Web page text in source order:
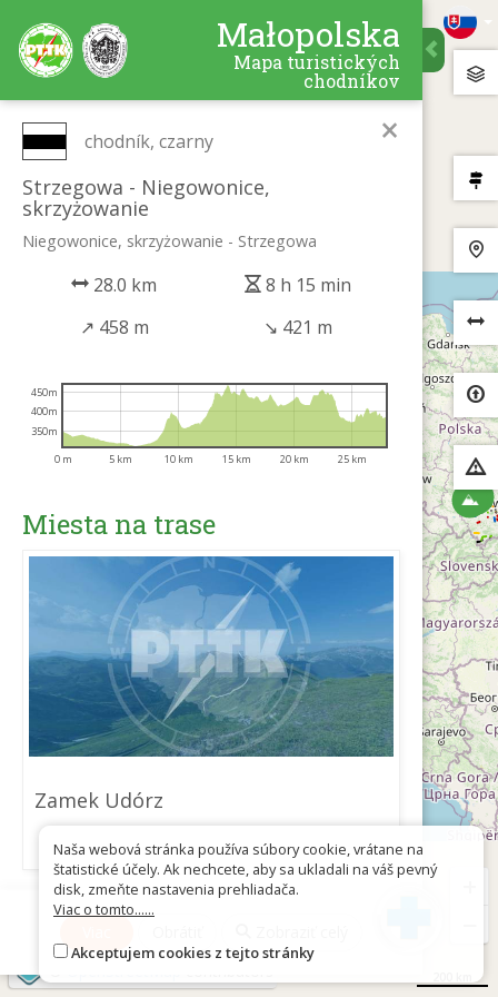
Małopolska
Mapa turistických
chodníkov
×
chodník, czarny
Strzegowa - Niegowonice,
skrzyżowanie
Niegowonice, skrzyżowanie - Strzegowa
28.0 km
8 h 15 min
↗ 458 m ↘ 421 m
0 m 5 km 10 km 15 km 20 km 25 km
350m
400m
450m
Miesta na trase
Zamek Udórz
Naša webová stránka používa súbory cookie, vrátane na
štatistické účely. Ak nechcete, aby sa ukladali na váš pevný
disk, zmeňte nastavenia prehliadača.
Viac o tomto......
Akceptujem cookies z tejto stránky